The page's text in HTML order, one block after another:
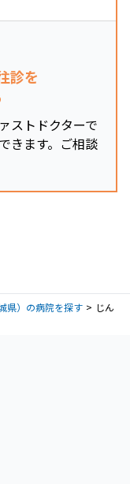
診を
ストドクターで
きます。ご相談
県）の病院を探す
じん